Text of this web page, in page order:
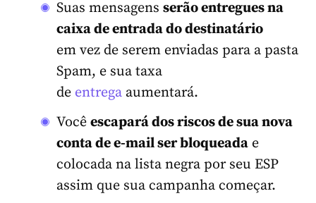
Suas mensagens serão entregues na
caixa de entrada do destinatário
em vez de serem enviadas para a pasta
Spam, e sua taxa
de entrega aumentará.
Você escapará dos riscos de sua nova
conta de e-mail ser bloqueada e
colocada na lista negra por seu ESP
assim que sua campanha começar.